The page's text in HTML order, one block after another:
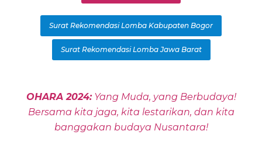
Surat Rekomendasi Lomba Kabupaten Bogor
Surat Rekomendasi Lomba Jawa Barat
OHARA 2024:Yang Muda, yang Berbudaya!
Bersama kita jaga, kita lestarikan, dan kita
banggakan budaya Nusantara!